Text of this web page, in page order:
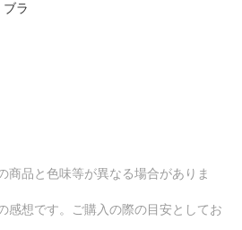
ラ
商品と色味等が異なる場合がありま
感想です。ご購入の際の目安としてお